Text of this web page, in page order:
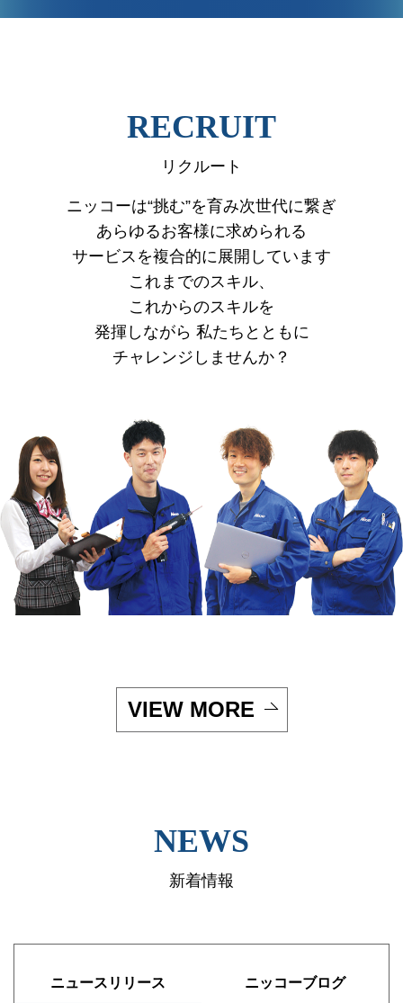
RECRUIT
リクルート
ニッコーは“挑む”を育み次世代に繋ぎ
あらゆるお客様に求められる
サービスを複合的に展開しています
これまでのスキル、
これからのスキルを
発揮しながら 私たちとともに
チャレンジしませんか？
VIEW MORE
NEWS
新着情報
ニュースリリース ニッコーブログ